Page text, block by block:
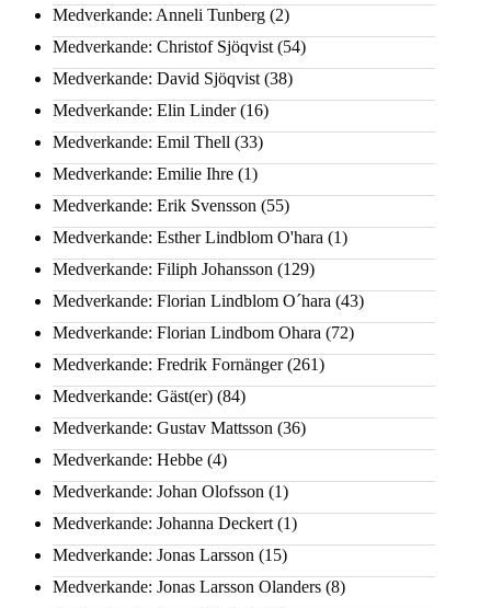
Medverkande: Anneli Tunberg (2)
Medverkande: Christof Sjöqvist (54)
Medverkande: David Sjöqvist (38)
Medverkande: Elin Linder(16)
Medverkande: Emil Thell (33)
Medverkande: Emilie Ihre (1)
Medverkande: Erik Svensson (55)
Medverkande: Esther Lindblom O'hara (1)
Medverkande: Filiph Johansson (129)
Medverkande: Florian Lindblom O´hara (43)
Medverkande: Florian Lindbom Ohara (72)
Medverkande: Fredrik Fornänger(261)
Medverkande: Gäst(er) (84)
Medverkande: Gustav Mattsson (36)
Medverkande: Hebbe (4)
Medverkande: Johan Olofsson (1)
Medverkande: Johanna Deckert (1)
Medverkande: Jonas Larsson (15)
Medverkande: Jonas Larsson Olanders (8)